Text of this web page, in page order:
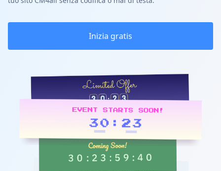
Inizia gratis